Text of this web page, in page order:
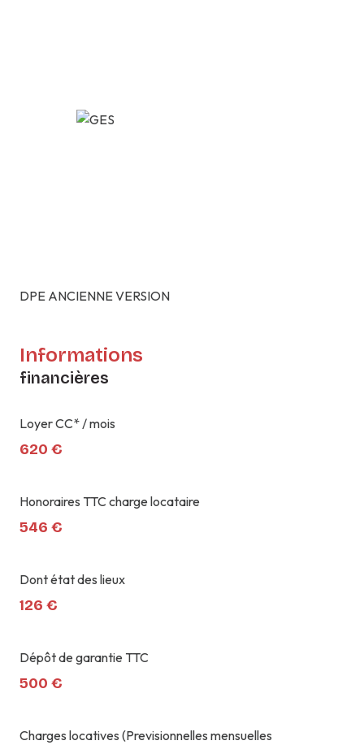
ascenseur
interphone
accès handicapé
DPE ANCIENNE VERSION
Informations
financières
Loyer CC* / mois
620 €
Honoraires TTC charge locataire
546 €
Dont état des lieux
126 €
Dépôt de garantie TTC
500 €
Charges locatives (Previsionnelles mensuelles